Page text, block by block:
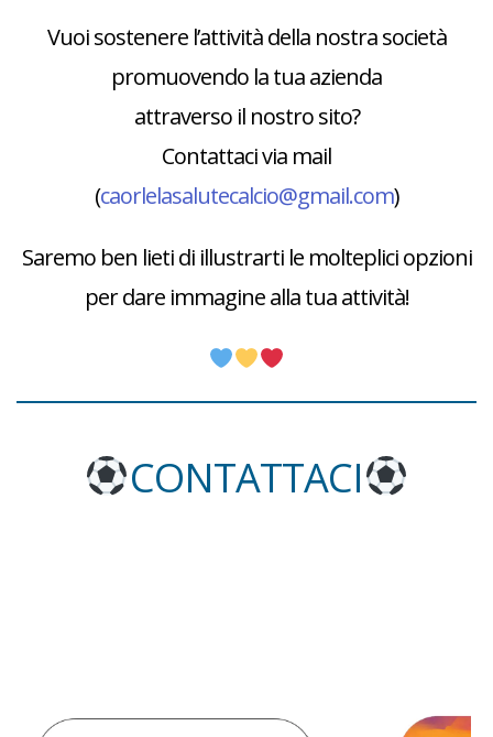
Vuoi sostenere l’attività della nostra società
promuovendo la tua azienda
attraverso il nostro sito?
Contattaci via mail
(caorlelasalutecalcio@gmail.com)
Saremo ben lieti di illustrarti le molteplici opzioni
per dare immagine alla tua attività!
CONTATTACI